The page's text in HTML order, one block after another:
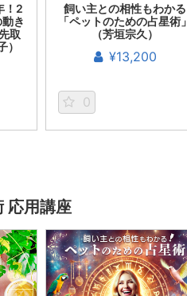
！2
き
取
）
飼い主との相性もわかる
「ペットのための占星術」
（芳垣宗久）
¥13,200
0
応用講座